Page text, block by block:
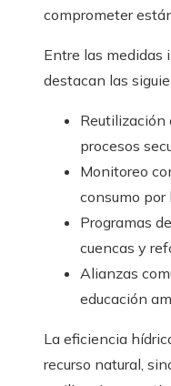
comprometer
Entre las medidas
destacan las
Reutilización
procesos
Monitoreo
consumo por
Programas
cuencas y
Alianzas
educación
La eficiencia
recurso natural,